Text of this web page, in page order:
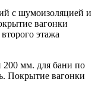
с шумоизоляцией и
вагонки
этажа
мм. для бани по
Покрытие вагонки